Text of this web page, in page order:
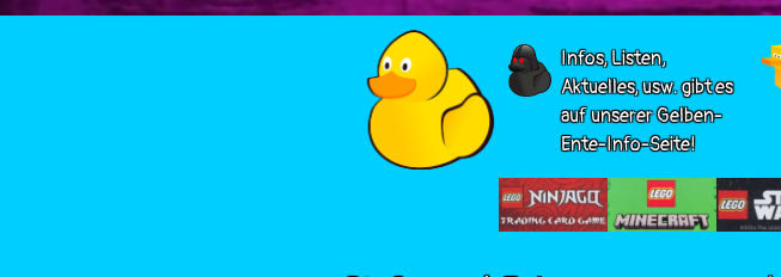
Infos, Listen,
Aktuelles, usw. gibt es
auf unserer Gelben-
Ente-Info-Seite!